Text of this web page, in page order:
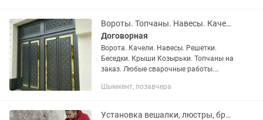
Вороты. Топчаны. Навесы. Качели. Беседки. Покраска ворот.Сварочные работы.
Договорная
Ворота. Качели. Навесы. Решетки.
Беседки. Крыши Козырьки. Топчаны на
заказ. Любые сварочные работы.
ворот. Покраска ворот.Крыш
растворителям...
Шымкент, позавчера
Установка вешалки, люстры, бра, и.т.д СВЕРЛЕНИЯ СТЕН